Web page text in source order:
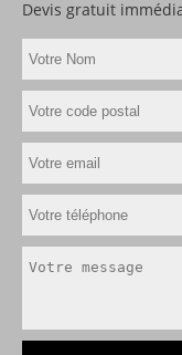
Devis gratuit